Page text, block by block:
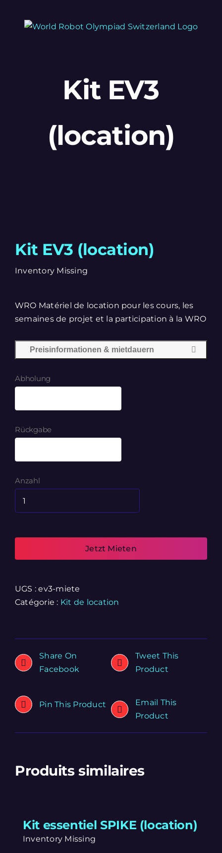
Kit EV3
(location)
Kit EV3 (location)
Inventory Missing
WRO Matériel de location pour les cours, les
semaines de projet et la participation à la WRO
Preisinformationen & mietdauern
Abholung
Rückgabe
Anzahl
Jetzt Mieten
UGS :ev3-miete
Catégorie : Kit de location
Share On
Facebook
Tweet This
Product
Pin This Product
Email This
Product
Produits similaires
Kit essentiel SPIKE (location)
Inventory Missing